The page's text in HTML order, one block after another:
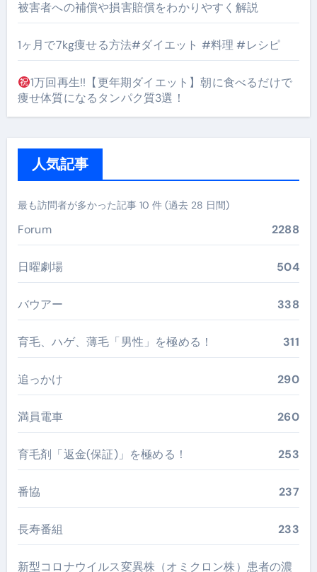
被害者への補償や損害賠償をわかりやすく解説
1ヶ月で7kg痩せる方法#ダイエット #料理 #レシピ
1万回再生!!【更年期ダイエット】朝に食べるだけで
痩せ体質になるタンパク質3選！
人気記事
最も訪問者が多かった記事 10 件 (過去 28 日間)
Forum 2288
日曜劇場 504
バウアー 338
育毛、ハゲ、薄毛「男性」を極める！ 311
追っかけ 290
満員電車 260
育毛剤「返金(保証)」を極める！ 253
番協 237
長寿番組 233
新型コロナウイルス変異株（オミクロン株）患者の濃